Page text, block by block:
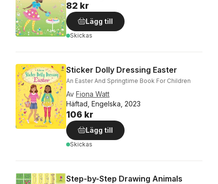
82 kr
Lägg till
Skickas
Sticker Dolly Dressing Easter
An Easter And Springtime Book For Children
Av Fiona Watt
Häftad, Engelska, 2023
106 kr
Lägg till
Skickas
Step-by-Step Drawing Animals